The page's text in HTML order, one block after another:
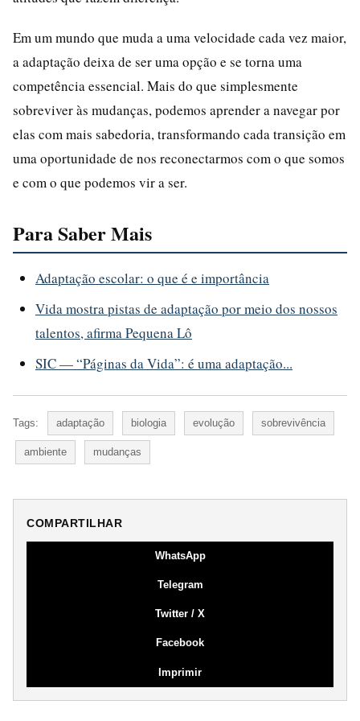
Em um mundo que muda a uma velocidade cada vez maior,
a adaptação deixa de ser uma opção e se torna uma
competência essencial. Mais do que simplesmente
sobreviver às mudanças, podemos aprender a navegar por
elas com mais sabedoria, transformando cada transição em
uma oportunidade de nos reconectarmos com o que somos
e com o que podemos vir a ser.
Para Saber Mais
Adaptação escolar: o que é e importância
Vida mostra pistas de adaptação por meio dos nossos
talentos, afirma Pequena Lô
SIC — “Páginas da Vida”: é uma adaptação...
Tags: adaptação biologia evolução sobrevivência
ambiente mudanças
COMPARTILHAR
WhatsApp
Telegram
Twitter / X
Facebook
Imprimir